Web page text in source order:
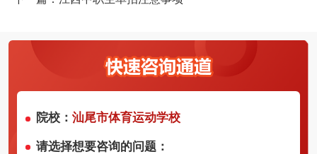
院校：汕尾市体育运动学校
请选择想要咨询的问题：